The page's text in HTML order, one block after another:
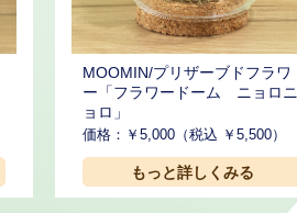
MOOMIN/プリザーブドフラワ
ー「フラワードーム ニョロニ
ョロ」
価格：￥5,000（税込 ￥5,500）
もっと詳しくみる